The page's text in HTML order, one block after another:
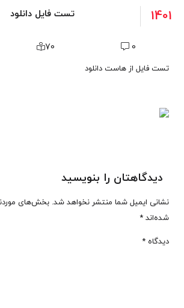
1401 تست فایل دانلود
0
70
تست فایل از هاست دانلود
دیدگاهتان را بنویسید
نشانی ایمیل شما منتشر نخواهد شد. بخش‌های
شده‌اند *
دیدگاه *